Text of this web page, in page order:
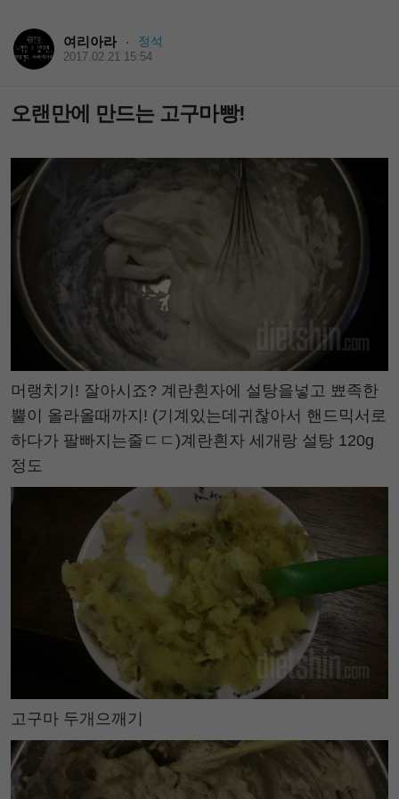
여리아라 · 정석
2017.02.21 15:54
오랜만에 만드는 고구마빵!
머랭치기! 잘아시죠? 계란흰자에 설탕을넣고 뾰족한
뿔이 올라올때까지! (기계있는데귀찮아서 핸드믹서로
하다가 팔빠지는줄ㄷㄷ)계란흰자 세개랑 설탕 120g
정도
고구마 두개으깨기